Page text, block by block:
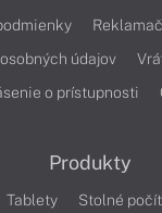
údajov
o prístupnosti
Produkty
Tablety Stolné